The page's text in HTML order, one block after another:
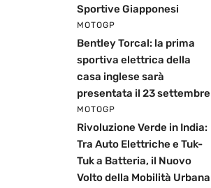
Sportive Giapponesi
MOTOGP
Bentley Torcal: la prima
sportiva elettrica della
casa inglese sarà
presentata il 23 settembre
MOTOGP
Rivoluzione Verde in India:
Tra Auto Elettriche e Tuk-
Tuk a Batteria, il Nuovo
Volto della Mobilità Urbana